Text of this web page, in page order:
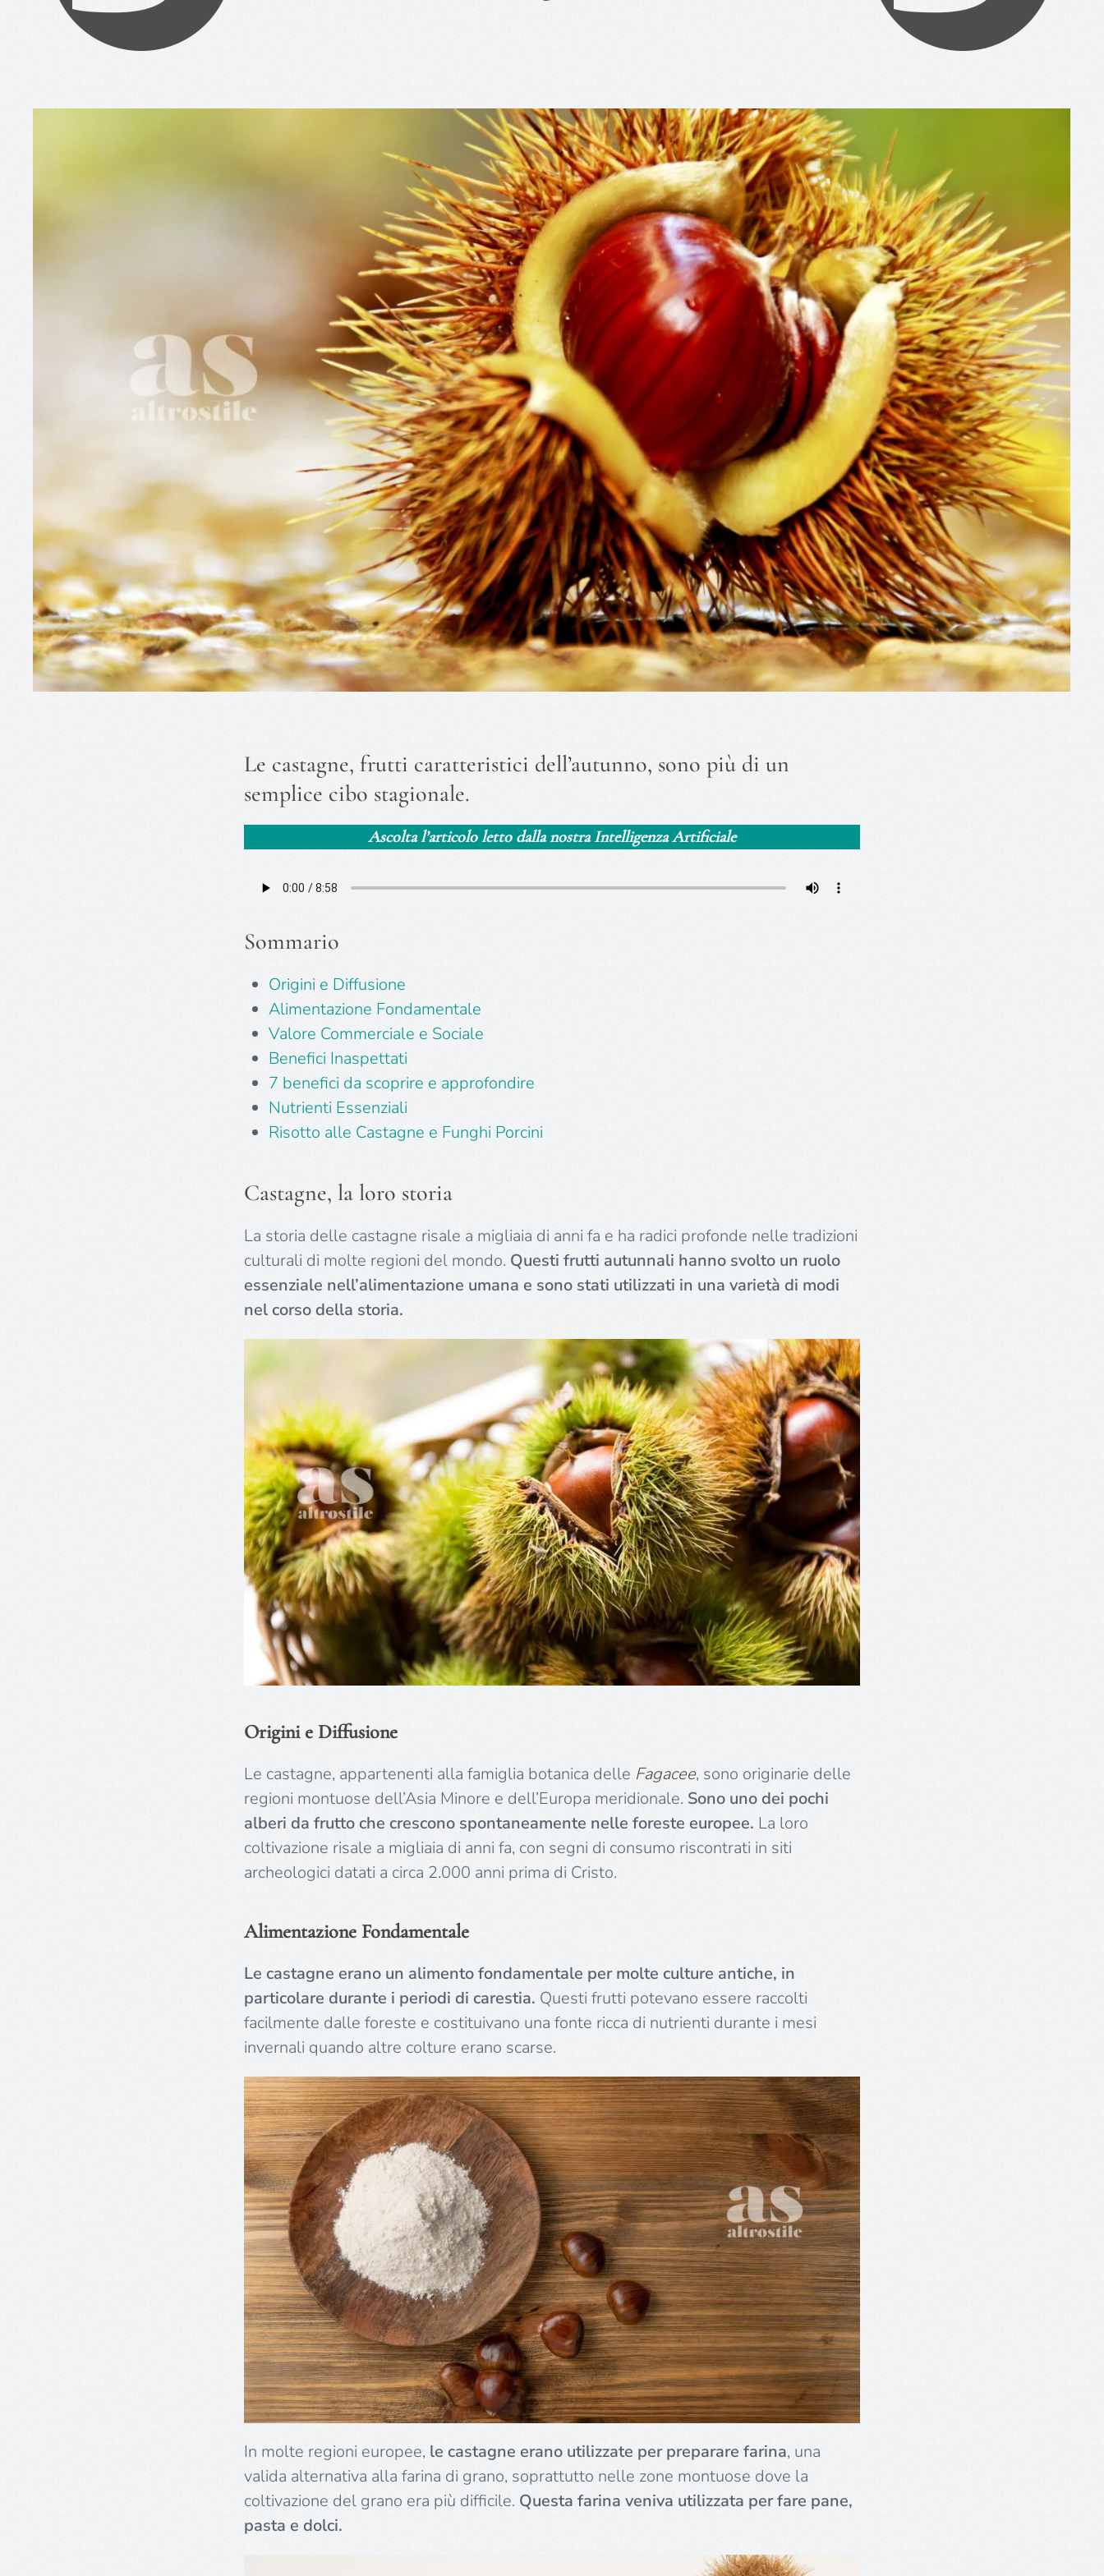
Le castagne, frutti caratteristici dell’autunno, sono più di un
semplice cibo stagionale.
Ascolta l’articolo letto dalla nostra Intelligenza Artificiale
Sommario
Origini e Diffusione
Alimentazione Fondamentale
Valore Commerciale e Sociale
Benefici Inaspettati
7 benefici da scoprire e approfondire
Nutrienti Essenziali
Risotto alle Castagne e Funghi Porcini
Castagne, la loro storia
La storia delle castagne risale a migliaia di anni fa e ha radici profonde nelle tradizioni
culturali di molte regioni del mondo. Questi frutti autunnali hanno svolto un ruolo
essenziale nell’alimentazione umana e sono stati utilizzati in una varietà di modi
nel corso della storia.
Origini e Diffusione
Le castagne, appartenenti alla famiglia botanica delle Fagacee, sono originarie delle
regioni montuose dell’Asia Minore e dell’Europa meridionale. Sono uno dei pochi
alberi da frutto che crescono spontaneamente nelle foreste europee. La loro
coltivazione risale a migliaia di anni fa, con segni di consumo riscontrati in siti
archeologici datati a circa 2.000 anni prima di Cristo.
Alimentazione Fondamentale
Le castagne erano un alimento fondamentale per molte culture antiche, in
particolare durante i periodi di carestia. Questi frutti potevano essere raccolti
facilmente dalle foreste e costituivano una fonte ricca di nutrienti durante i mesi
invernali quando altre colture erano scarse.
In molte regioni europee, le castagne erano utilizzate per preparare farina, una
valida alternativa alla farina di grano, soprattutto nelle zone montuose dove la
coltivazione del grano era più difficile. Questa farina veniva utilizzata per fare pane,
pasta e dolci.